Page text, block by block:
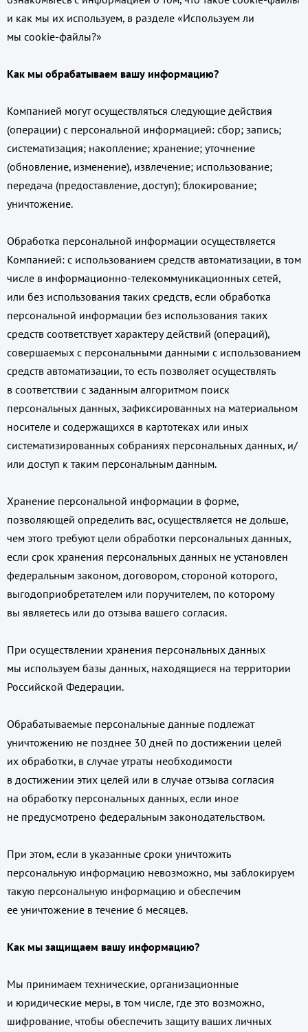
и как мы их используем, в разделе «Используем ли
мы cookie-файлы?»
Как мы обрабатываем вашу информацию?
Компанией могут осуществляться следующие действия
(операции) с персональной информацией: сбор; запись;
систематизация; накопление; хранение; уточнение
(обновление, изменение), извлечение; использование;
передача (предоставление, доступ); блокирование;
уничтожение.
Обработка персональной информации осуществляется
Компанией: с использованием средств автоматизации, в том
числе в информационно-телекоммуникационных сетей,
или без использования таких средств, если обработка
персональной информации без использования таких
средств соответствует характеру действий (операций),
совершаемых с персональными данными с использованием
средств автоматизации, то есть позволяет осуществлять
в соответствии с заданным алгоритмом поиск
персональных данных, зафиксированных на материальном
носителе и содержащихся в картотеках или иных
систематизированных собраниях персональных данных, и/
или доступ к таким персональным данным.
Хранение персональной информации в форме,
позволяющей определить вас, осуществляется не дольше,
чем этого требуют цели обработки персональных данных,
если срок хранения персональных данных не установлен
федеральным законом, договором, стороной которого,
выгодоприобретателем или поручителем, по которому
вы являетесь или до отзыва вашего согласия.
При осуществлении хранения персональных данных
мы используем базы данных, находящиеся на территории
Российской Федерации.
Обрабатываемые персональные данные подлежат
уничтожению не позднее 30 дней по достижении целей
их обработки, в случае утраты необходимости
в достижении этих целей или в случае отзыва согласия
на обработку персональных данных, если иное
не предусмотрено федеральным законодательством.
При этом, если в указанные сроки уничтожить
персональную информацию невозможно, мы заблокируем
такую персональную информацию и обеспечим
ее уничтожение в течение 6 месяцев.
Как мы защищаем вашу информацию?
Мы принимаем технические, организационные
и юридические меры, в том числе, где это возможно,
шифрование, чтобы обеспечить защиту ваших личных